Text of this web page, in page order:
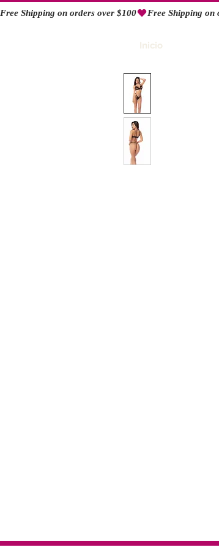
Free Shipping on orders over $100
Inicio